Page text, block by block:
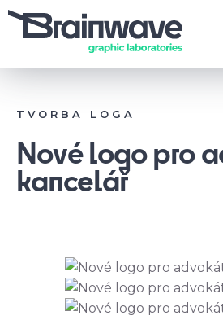
TVORBA LOGA
Nové logo pro
kancelář